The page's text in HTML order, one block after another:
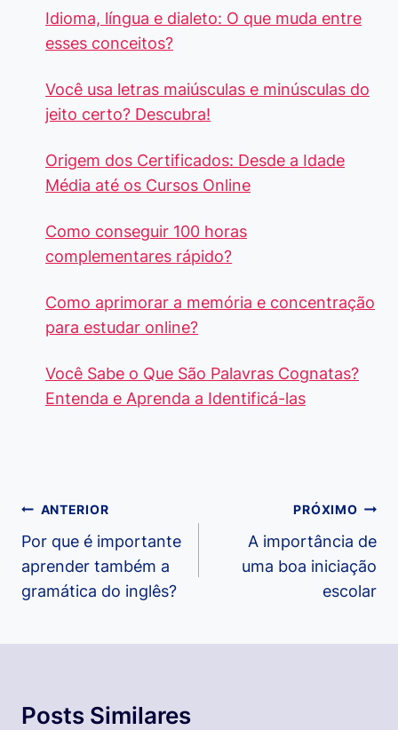
Idioma, língua e dialeto: O que muda entre
esses conceitos?
Você usa letras maiúsculas e minúsculas do
jeito certo? Descubra!
Origem dos Certificados: Desde a Idade
Média até os Cursos Online
Como conseguir 100 horas
complementares rápido?
Como aprimorar a memória e concentração
para estudar online?
Você Sabe o Que São Palavras Cognatas?
Entenda e Aprenda a Identificá-las
Navegação
de
Post
ANTERIOR
Por que é importante
aprender também a
gramática do inglês?
PRÓXIMO
A importância de
uma boa iniciação
escolar
Posts Similares